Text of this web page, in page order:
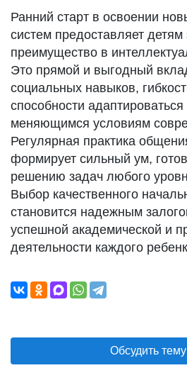
Ранний старт в освоении
систем предоставляет детям
преимущество в
Это прямой и выгодный
социальных навыков,
способности
меняющимся условиям
Регулярная практика
формирует сильный ум,
решению задач любого
Выбор качественного
становится надежным
успешной академической и
деятельности каждого
Обсудить